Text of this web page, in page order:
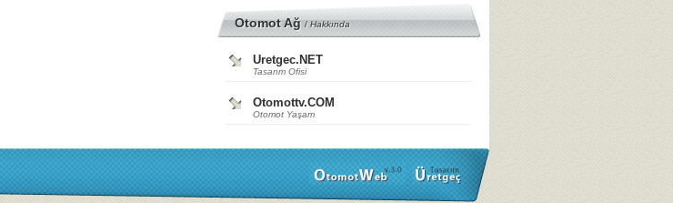
Otomot Ağ/Hakkında
Uretgec.NET
Tasarım Ofisi
Otomottv.COM
Otomot Yaşam